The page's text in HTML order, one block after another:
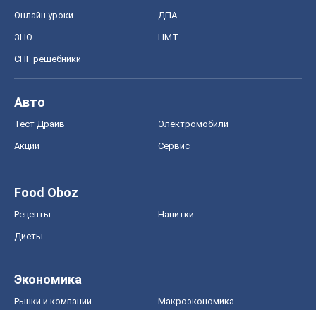
Онлайн уроки ДПА
ЗНО НМТ
СНГ решебники
Авто
Тест Драйв Электромобили
Акции Сервис
Food Oboz
Рецепты Напитки
Диеты
Экономика
Рынки и компании Mакроэкономика